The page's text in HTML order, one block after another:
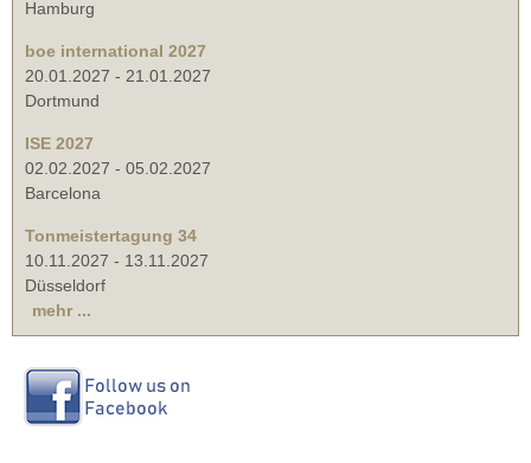
Hamburg
boe international 2027
20.01.2027 - 21.01.2027
Dortmund
ISE 2027
02.02.2027 - 05.02.2027
Barcelona
Tonmeistertagung 34
10.11.2027 - 13.11.2027
Düsseldorf
mehr ...